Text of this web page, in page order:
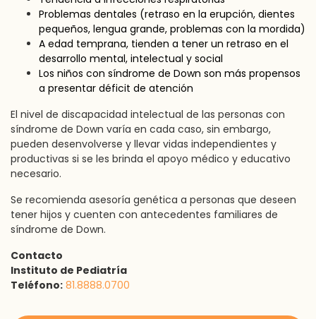
Problemas dentales (retraso en la erupción, dientes
pequeños, lengua grande, problemas con la mordida)
A edad temprana, tienden a tener un retraso en el
desarrollo mental, intelectual y social
Los niños con síndrome de Down son más propensos
a presentar déficit de atención
El nivel de discapacidad intelectual de las personas con
síndrome de Down varía en cada caso, sin embargo,
pueden desenvolverse y llevar vidas independientes y
productivas si se les brinda el apoyo médico y educativo
necesario.
Se recomienda asesoría genética a personas que deseen
tener hijos y cuenten con antecedentes familiares de
síndrome de Down.
Contacto
Instituto de Pediatría
Teléfono: 81.8888.0700